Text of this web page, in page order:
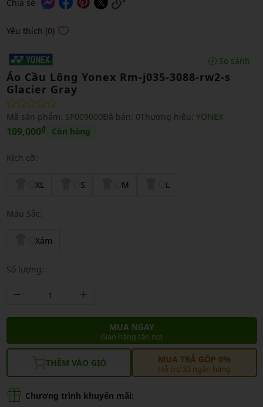
Chia sẻ
Yêu thích (0)
So sánh
Áo Cầu Lông Yonex Rm-j035-3088-rw2-s
Glacier Gray
Mã sản phẩm: SP009000Đã bán: 0Thương hiệu: YONEX
109,000₫ Còn hàng
Kích cỡ:
XL S M L
Màu Sắc:
Xám
Số lượng:
MUA NGAY
Giao hàng tận nơi
THÊM VÀO GIỎ MUA TRẢ GÓP 0%
Hỗ trợ 33 ngân hàng
Chương trình khuyến mãi: